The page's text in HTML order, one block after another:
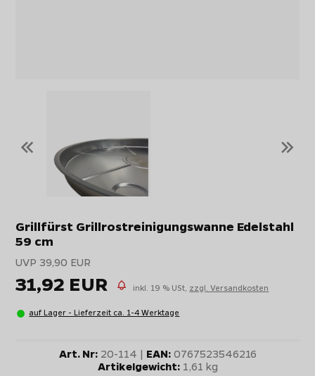
« »
Grillfürst Grillrostreinigungswanne Edelstahl
59 cm
UVP 39,90 EUR
31,92 EUR inkl. 19 % USt, zzgl. Versandkosten
auf Lager - Lieferzeit ca. 1-4 Werktage
Art. Nr:20-114 | EAN:0767523546216
Artikelgewicht:1,61 kg